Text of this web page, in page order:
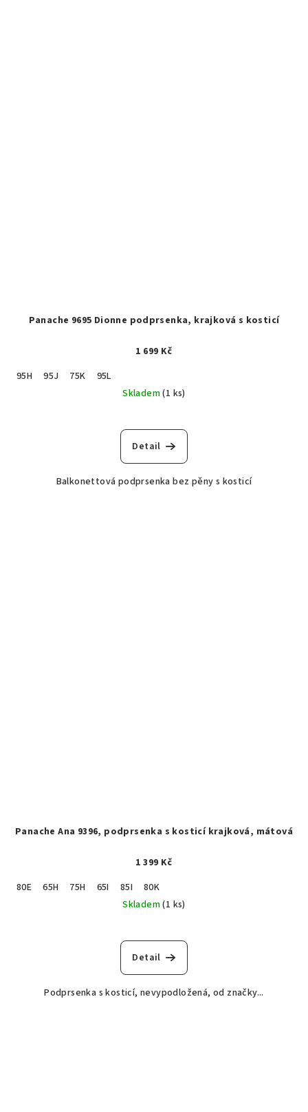
Panache 9695 Dionne podprsenka, krajková s kosticí
1 699 Kč
95H
95J 75K
95L
Skladem(1 ks)
Detail
Balkonettová podprsenka bez pěny s kosticí
Panache Ana 9396, podprsenka s kosticí krajková, mátová
1 399 Kč
80E
65H 75H 65I 85I
80K
Skladem(1 ks)
Detail
Podprsenka s kosticí, nevypodložená, od značky...